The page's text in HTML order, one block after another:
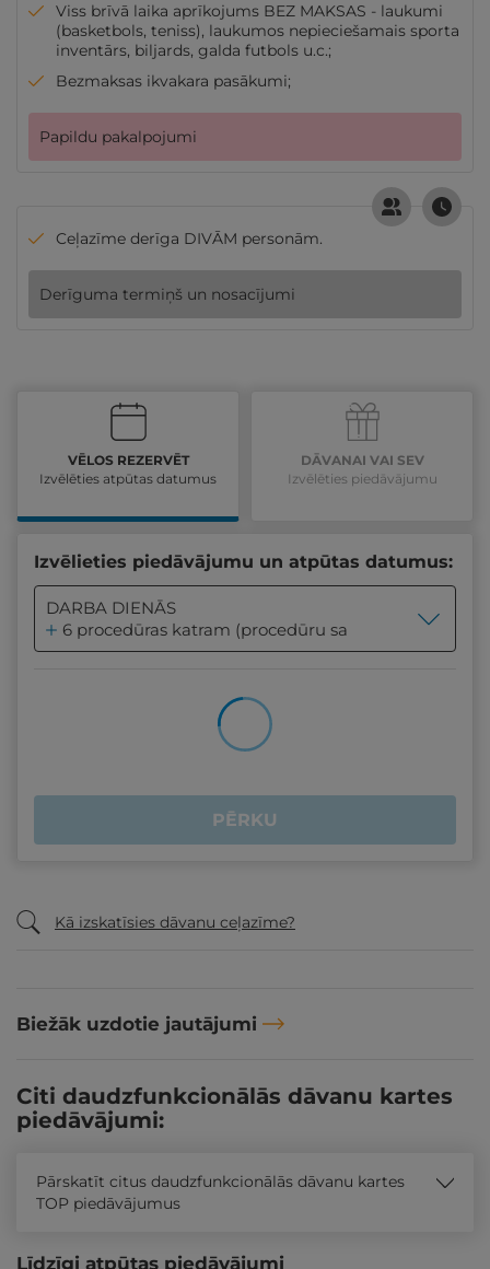
Viss brīvā laika aprīkojums BEZ MAKSAS - laukumi
(basketbols, teniss), laukumos nepieciešamais sporta
inventārs, biljards, galda futbols u.c.;
Bezmaksas ikvakara pasākumi;
Papildu pakalpojumi
Ceļazīme derīga DIVĀM personām.
Derīguma termiņš un nosacījumi
VĒLOS REZERVĒT
Izvēlēties atpūtas datumus
DĀVANAI VAI SEV
Izvēlēties piedāvājumu
Izvēlieties piedāvājumu un atpūtas datumus:
DARBA DIENĀS
6 procedūras katram (procedūru sarakstu skat.
PĒRKU
Kā izskatīsies dāvanu ceļazīme?
Biežāk uzdotie jautājumi
Citi daudzfunkcionālās dāvanu kartes
piedāvājumi:
Pārskatīt citus daudzfunkcionālās dāvanu kartes
TOP piedāvājumus
Līdzīgi atpūtas piedāvājumi